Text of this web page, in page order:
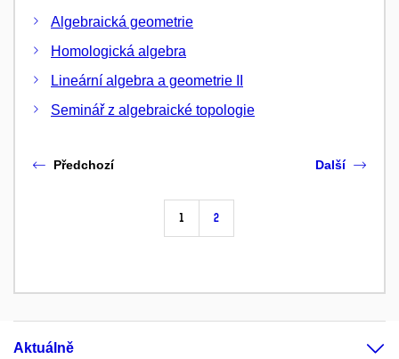
Algebraická geometrie
Homologická algebra
Lineární algebra a geometrie II
Seminář z algebraické topologie
Předchozí
1 2
Další
Aktuálně